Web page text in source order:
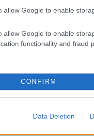
allow Google to enable
allow Google to enable
functionality and fraud
CONFIRM
Data Deletion